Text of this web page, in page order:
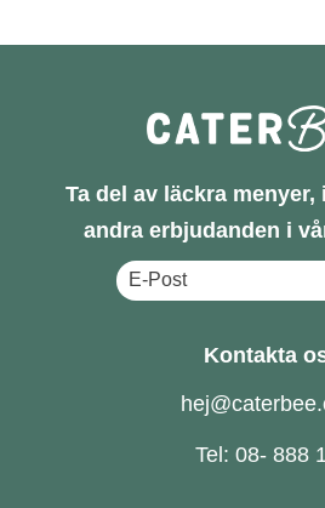
Ta del av läckra
andra erbjudanden i
Kontakta
Tel: 08- 888